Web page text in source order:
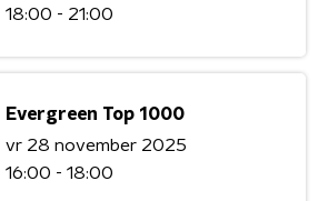
18:00 - 21:00
Evergreen Top 1000
vr 28 november 2025
16:00 - 18:00